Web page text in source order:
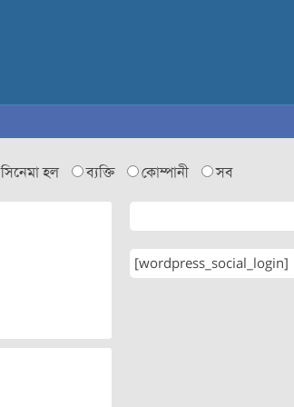
সিনেমা হল ব্যক্তি কোম্পানী সব
[wordpress_social_login]